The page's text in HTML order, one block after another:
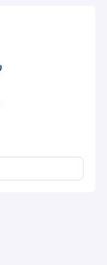
Андрій І.